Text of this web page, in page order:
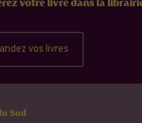
votre livre dans la
vos livres
Sud